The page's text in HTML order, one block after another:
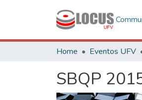
Home Eventos UFV
SBQP